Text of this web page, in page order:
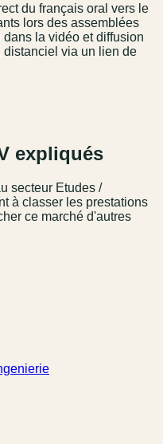
du français oral vers le
lors des assemblées
la vidéo et diffusion
distanciel via un lien de
expliqués
secteur Etudes /
à classer les prestations
ce marché d'autres